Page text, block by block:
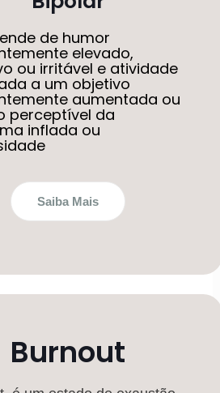
de humor
elevado,
ou irritável e atividade
a um objetivo
aumentada ou
perceptível da
inflada ou
Saiba Mais
Burnout